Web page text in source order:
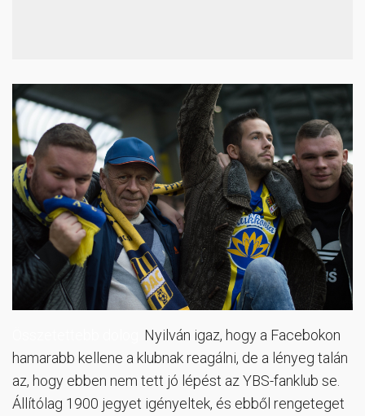
Nyilván igaz, hogy a Facebokon
hamarabb kellene a klubnak reagálni, de a lényeg talán
az, hogy ebben nem tett jó lépést az YBS-fanklub se.
Állítólag 1900 jegyet igényeltek, és ebből rengeteget